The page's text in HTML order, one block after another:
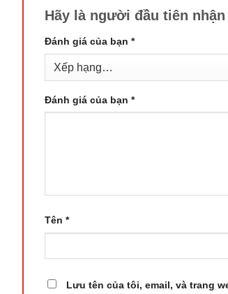
Hãy là người đầu tiên nhận
Đánh giá của bạn *
Đánh giá của bạn *
Tên *
Lưu tên của tôi, email, và trang